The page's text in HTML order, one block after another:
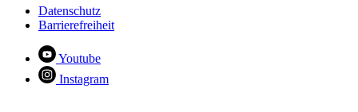
Datenschutz
Barrierefreiheit
Youtube
Instagram